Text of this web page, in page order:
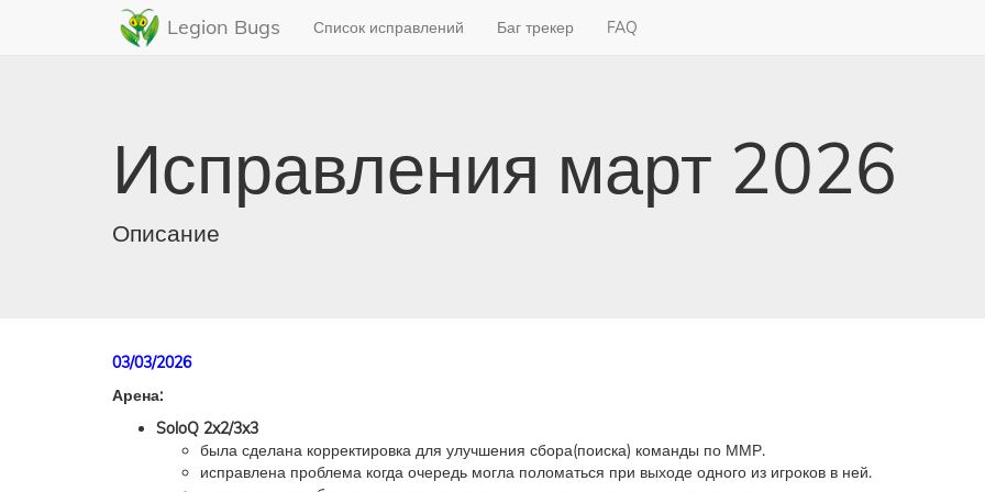
Legion Bugs Список исправлений Баг трекер FAQ
Исправления март 2026
Описание
03/03/2026
Арена:
SoloQ 2x2/3x3
была сделана корректировка для улучшения сбора(поиска) команды по ММР.
исправлена проблема когда очередь могла поломаться при выходе одного из игроков в ней.